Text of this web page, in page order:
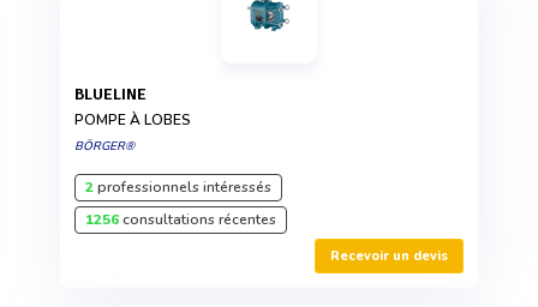
BLUELINE
POMPE À LOBES
BÖRGER®
2professionnels intéressés
1256consultations récentes
Recevoir un devis